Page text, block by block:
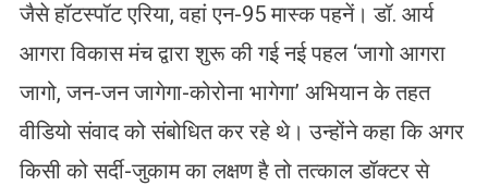
जैसे हॉटस्पॉट एरिया, वहां एन-95 मास्क पहनें। डॉ. आर्य
आगरा विकास मंच द्वारा शुरू की गई नई पहल ‘जागो आगरा
जागो, जन-जन जागेगा-कोरोना भागेगा’ अभियान के तहत
वीडियो संवाद को संबोधित कर रहे थे। उन्होंने कहा कि अगर
किसी को सर्दी-जुकाम का लक्षण है तो तत्काल डॉक्टर से